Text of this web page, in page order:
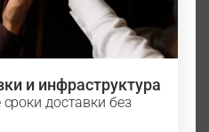
и инфраструктура
доставки без